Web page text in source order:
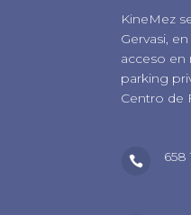
KineMez
Gervasi,
acceso en
parking
Centro de
 658